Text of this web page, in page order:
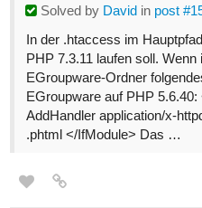
Solved by David in post
In der .htaccess im
PHP 7.3.11 laufen soll.
EGroupware-Ordner
EGroupware auf PHP
AddHandler application/x-
.phtml </IfModule> Das …